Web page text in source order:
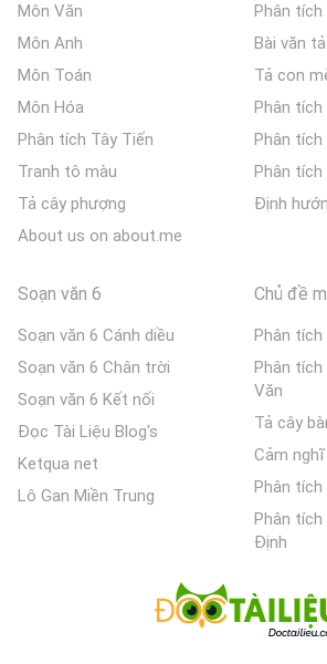
Môn Văn
Môn Anh
Môn Toán
Môn Hóa
Phân tích Tây Tiến
Tranh tô màu
Tả cây phượng
About us on about.me
Phân
Bài văn
Tả con
Phân
Phân
Phân
Định
Soạn văn 6
Soạn văn 6 Cánh diều
Soạn văn 6 Chân trời
Soạn văn 6 Kết nối
Đọc Tài Liệu Blog's
Ketqua net
Lô Gan Miền Trung
Chủ đề
Phân
Phân
Văn
Tả cây
Cảm
Phân tích
Phân tích
Định